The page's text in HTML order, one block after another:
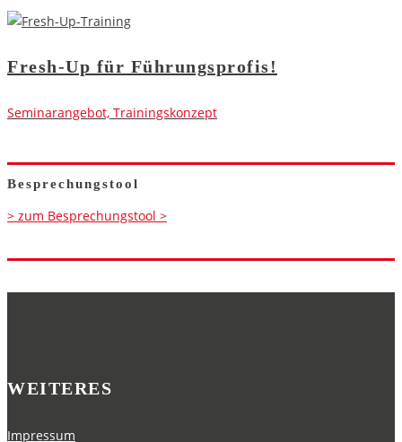
Fresh-Up für Führungsprofis!
Seminarangebot, Trainingskonzept
Besprechungstool
> zum Besprechungstool >
WEITERES
Impressum